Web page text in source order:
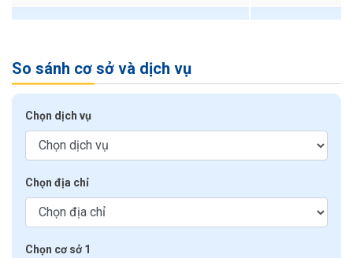
răng Implanttrên thị trường
So sánh cơ sở và dịch vụ
Chọn dịch vụ
Chọn địa chỉ
Chọn cơ sở 1